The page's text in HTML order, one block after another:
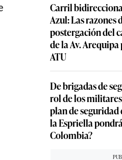
Carril
Azul: Las razones
postergación del
de la Av.
ATU
De brigadas de
rol de los
plan de
la Espriella
Colombia?